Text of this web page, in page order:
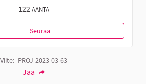
122ÄÄNTÄ
SeuraaUlkosalibandykenttä
Viite: -PROJ-2023-03-63
Jaa